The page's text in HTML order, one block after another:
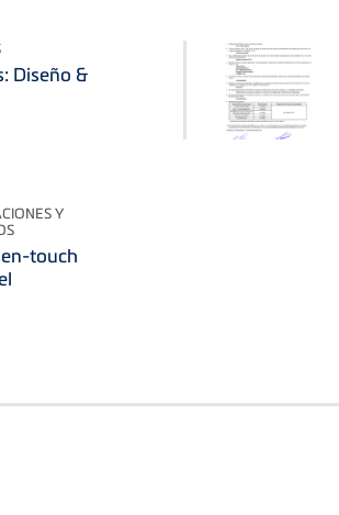
Diseño &
Y
touch